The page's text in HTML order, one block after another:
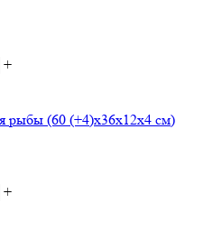
+
рыбы (60 (+4)x36x12x4 см)
+